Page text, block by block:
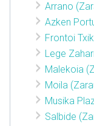
Arrano
Azken
Frontoi
Lege
Malekoia
Moila
Musika
Salbide